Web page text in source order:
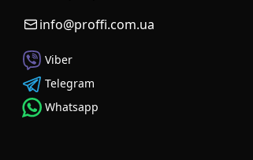
info@proffi.com.ua
Viber
Telegram
Whatsapp